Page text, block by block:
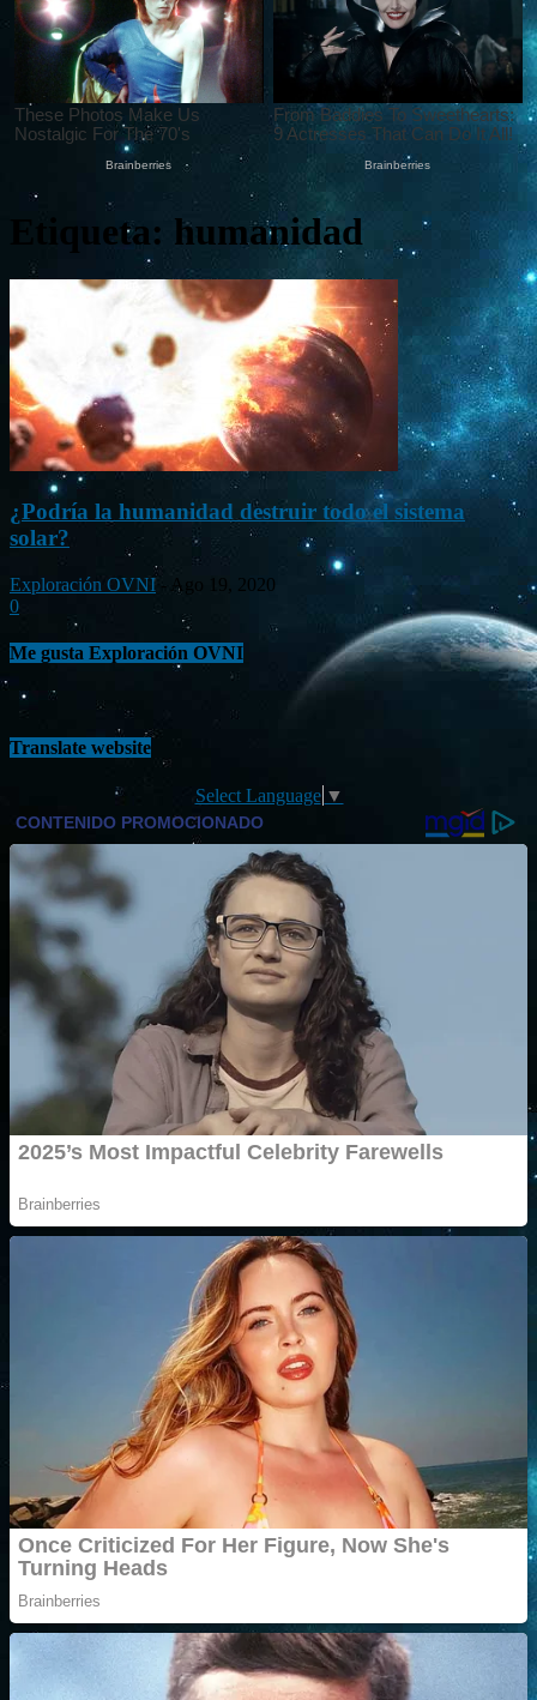
Etiqueta: humanidad
¿Podría la humanidad destruir todo el sistema
solar?
Exploración OVNI - Ago 19, 2020
0
Me gusta Exploración OVNI
Translate website
Select Language ▼